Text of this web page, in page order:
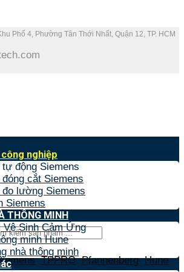
Phố 4, Phường Tân Thới Nhất, Quận 12, TP. HCM
,TPPRO,Pfannenberg,Hune,
nghiệp
động Siemens
cắt Siemens
lường Siemens
Siemens
THÔNG MINH
Vệ Sinh Cảm Ứng
minh Hune
nhà thông minh